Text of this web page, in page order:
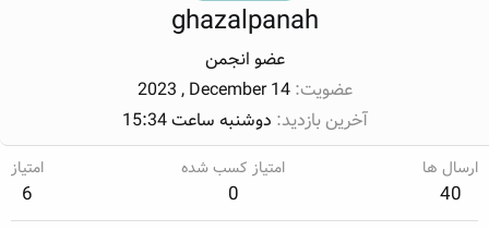
ghazalpanah
عضو انجمن
عضویت 2023 , December 14
آخرین بازدید دوشنبه ساعت 15:34
ارسال ها
40
امتیاز کسب شده
0
امتیاز
6